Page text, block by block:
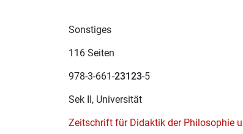
Sonstiges
116 Seiten
978-3-661-23123-5
Sek II, Universität
Zeitschrift für Didaktik der Philosophie